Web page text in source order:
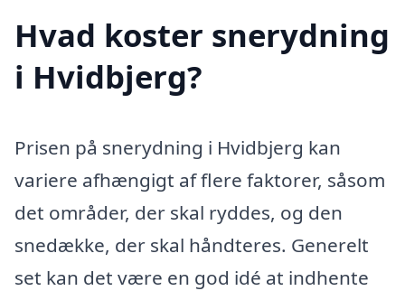
Hvad koster snerydning
i Hvidbjerg?
Prisen på snerydning i Hvidbjerg kan
variere afhængigt af flere faktorer, såsom
det områder, der skal ryddes, og den
snedække, der skal håndteres. Generelt
set kan det være en god idé at indhente